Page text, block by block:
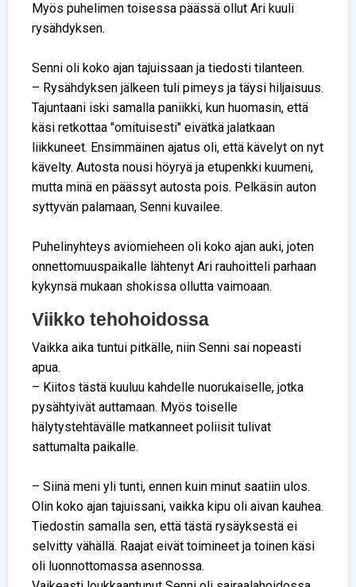
Myös puhelimen toisessa päässä ollut Ari kuuli
rysähdyksen.
Senni oli koko ajan tajuissaan ja tiedosti tilanteen.
– Rysähdyksen jälkeen tuli pimeys ja täysi hiljaisuus.
Tajuntaani iski samalla paniikki, kun huomasin, että
käsi retkottaa "omituisesti" eivätkä jalatkaan
liikkuneet. Ensimmäinen ajatus oli, että kävelyt on nyt
kävelty. Autosta nousi höyryä ja etupenkki kuumeni,
mutta minä en päässyt autosta pois. Pelkäsin auton
syttyvän palamaan, Senni kuvailee.
Puhelinyhteys aviomieheen oli koko ajan auki, joten
onnettomuuspaikalle lähtenyt Ari rauhoitteli parhaan
kykynsä mukaan shokissa ollutta vaimoaan.
Viikko tehohoidossa
Vaikka aika tuntui pitkälle, niin Senni sai nopeasti
apua.
– Kiitos tästä kuuluu kahdelle nuorukaiselle, jotka
pysähtyivät auttamaan. Myös toiselle
hälytystehtävälle matkanneet poliisit tulivat
sattumalta paikalle.
– Siinä meni yli tunti, ennen kuin minut saatiin ulos.
Olin koko ajan tajuissani, vaikka kipu oli aivan kauhea.
Tiedostin samalla sen, että tästä rysäyksestä ei
selvitty vähällä. Raajat eivät toimineet ja toinen käsi
oli luonnottomassa asennossa.